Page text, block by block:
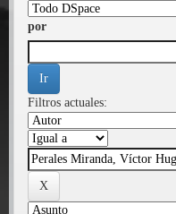
por
Filtros actuales: